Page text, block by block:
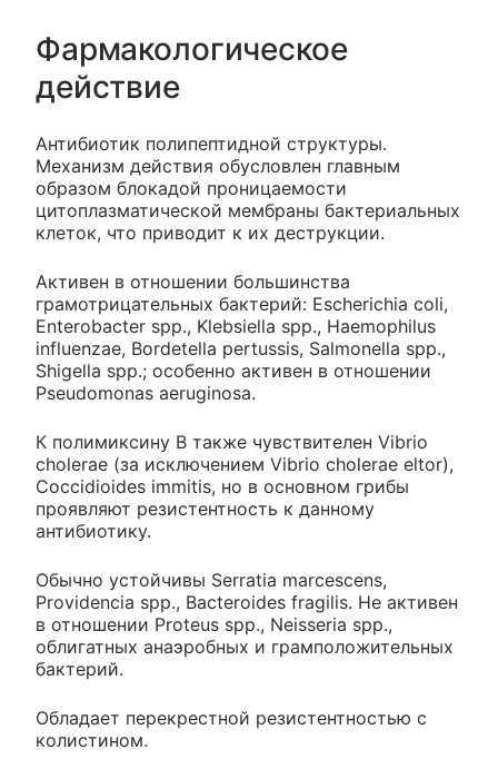
Фармакологическое
действие
Антибиотик полипептидной структуры.
Механизм действия обусловлен главным
образом блокадой проницаемости
цитоплазматической мембраны бактериальных
клеток, что приводит к их деструкции.
Активен в отношении большинства
грамотрицательных бактерий: Escherichia coli,
Enterobacter spp., Klebsiella spp., Haemophilus
influenzae, Bordetella pertussis, Salmonella spp.,
Shigella spp.; особенно активен в отношении
Pseudomonas aeruginosa.
К полимиксину B также чувствителен Vibrio
cholerae (за исключением Vibrio cholerae eltor),
Coccidioides immitis, но в основном грибы
проявляют резистентность к данному
антибиотику.
Обычно устойчивы Serratia marcescens,
Providencia spp., Bacteroides fragilis. Не активен
в отношении Proteus spp., Neisseria spp.,
облигатных анаэробных и грамположительных
бактерий.
Обладает перекрестной резистентностью с
колистином.